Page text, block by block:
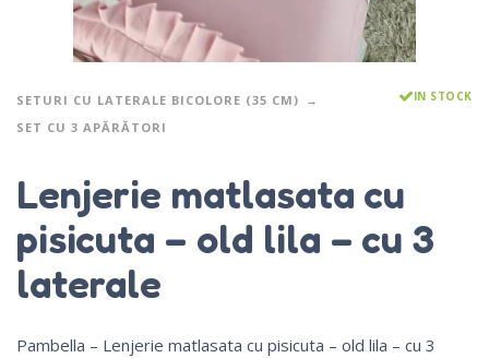
SETURI CU LATERALE BICOLORE (35 CM)
SET CU 3 APĂRĂTORI
IN STOCK
Lenjerie matlasata cu
pisicuta – old lila – cu 3
laterale
Pambella – Lenjerie matlasata cu pisicuta – old lila – cu 3